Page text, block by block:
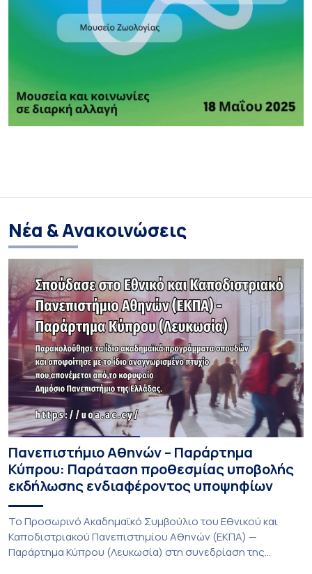
Νέα & Ανακοινώσεις
Πανεπιστήμιο Αθηνών – Παράρτημα
Κύπρου: Παράταση προθεσμίας υποβολής
εκδήλωσης ενδιαφέροντος υποψηφίων
Το Προσωρινό Ακαδημαϊκό Συμβούλιο του Εθνικού και
Καποδιστριακού Πανεπιστημίου Αθηνών (ΕΚΠΑ) —
Παράρτημα Κύπρου (Λευκωσία) στη συνεδρίαση της